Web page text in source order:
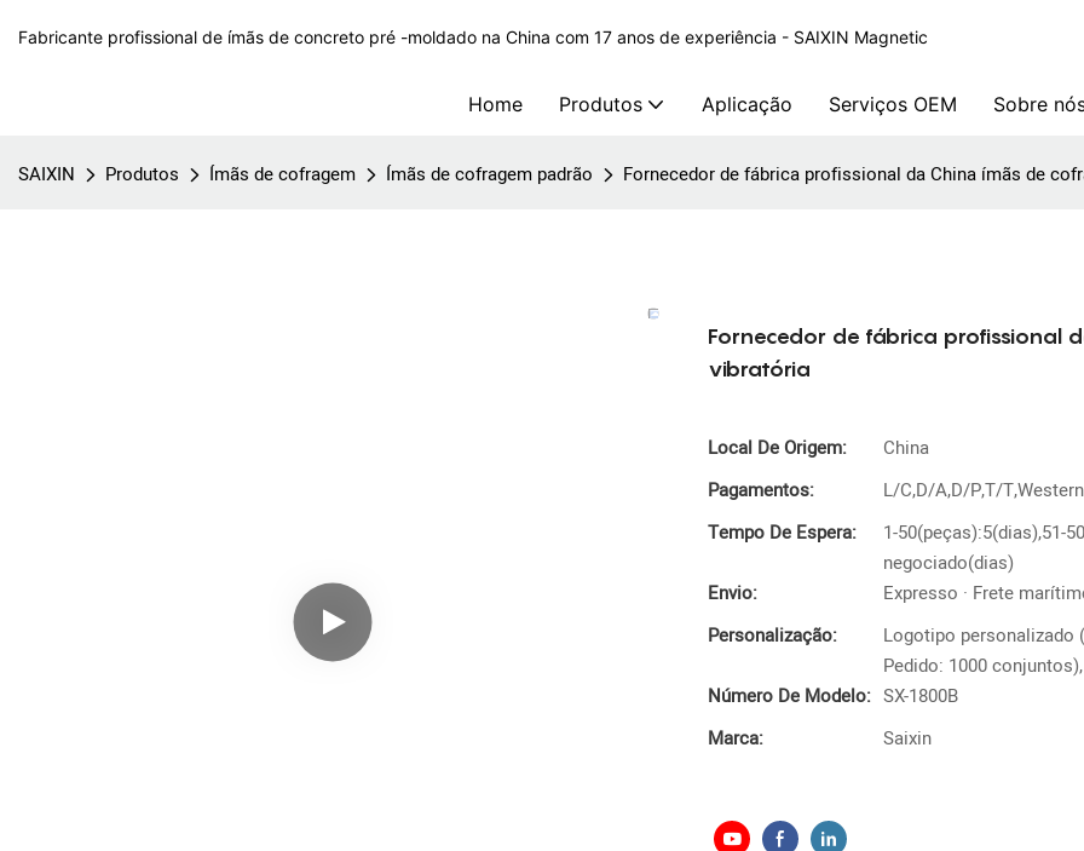
Fabricante profissional de ímãs de concreto pré -moldado na China com 17 anos de experiência - SAIXIN Magnetic
Home Produtos Aplicação Serviços OEM Sobre
SAIXIN Produtos Ímãs de cofragem Ímãs de cofragem padrão Fornecedor de fábrica profissional da China ímãs de
Fornecedor de fábrica profissional
vibratória
Local De Origem:
China
Pagamentos:
L/C,D/A,D/P,T/
Tempo De Espera:
1-50(peças):5(dias),51-
negociado(dias)
Envio:
Expresso · Frete
Personalização:
Logotipo personalizado
Pedido: 1000
Número De Modelo: SX-1800B
Marca:
Saixin